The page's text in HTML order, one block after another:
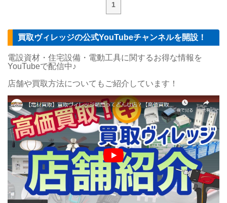
1
買取ヴィレッジの公式YouTubeチャンネルを開設！
電設資材・住宅設備・電動工具に関するお得な情報を
YouTubeで配信中♪
店舗や買取方法についてもご紹介しています！